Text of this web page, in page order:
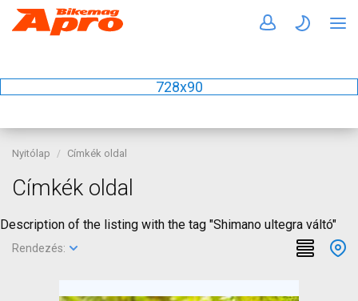
728x90
Nyitólap Címkék oldal
Címkék oldal
Description of the listing with the tag "Shimano ultegra váltó"
Rendezés: